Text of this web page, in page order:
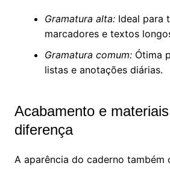
Gramatura alta:Ideal para
marcadores e textos
Gramatura comum:Ótima
listas e anotações diárias.
Acabamento e
diferença
A aparência do caderno também